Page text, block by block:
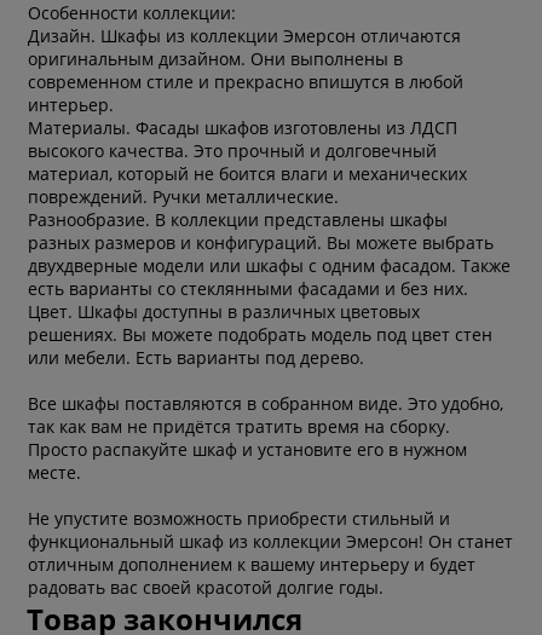
Особенности коллекции:
Дизайн. Шкафы из коллекции Эмерсон отличаются
оригинальным дизайном. Они выполнены в
современном стиле и прекрасно впишутся в любой
интерьер.
Материалы. Фасады шкафов изготовлены из ЛДСП
высокого качества. Это прочный и долговечный
материал, который не боится влаги и механических
повреждений. Ручки металлические.
Разнообразие. В коллекции представлены шкафы
разных размеров и конфигураций. Вы можете выбрать
двухдверные модели или шкафы с одним фасадом. Также
есть варианты со стеклянными фасадами и без них.
Цвет. Шкафы доступны в различных цветовых
решениях. Вы можете подобрать модель под цвет стен
или мебели. Есть варианты под дерево.
Все шкафы поставляются в собранном виде. Это удобно,
так как вам не придётся тратить время на сборку.
Просто распакуйте шкаф и установите его в нужном
месте.
Не упустите возможность приобрести стильный и
функциональный шкаф из коллекции Эмерсон! Он станет
отличным дополнением к вашему интерьеру и будет
радовать вас своей красотой долгие годы.
Товар закончился